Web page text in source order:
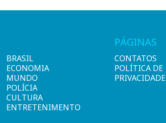
BRASIL
ECONOMIA
MUNDO
POLÍCIA
CULTURA
ENTRETENIMENTO
PÁGINAS
CONTATOS
POLÍTICA DE
PRIVACIDADE